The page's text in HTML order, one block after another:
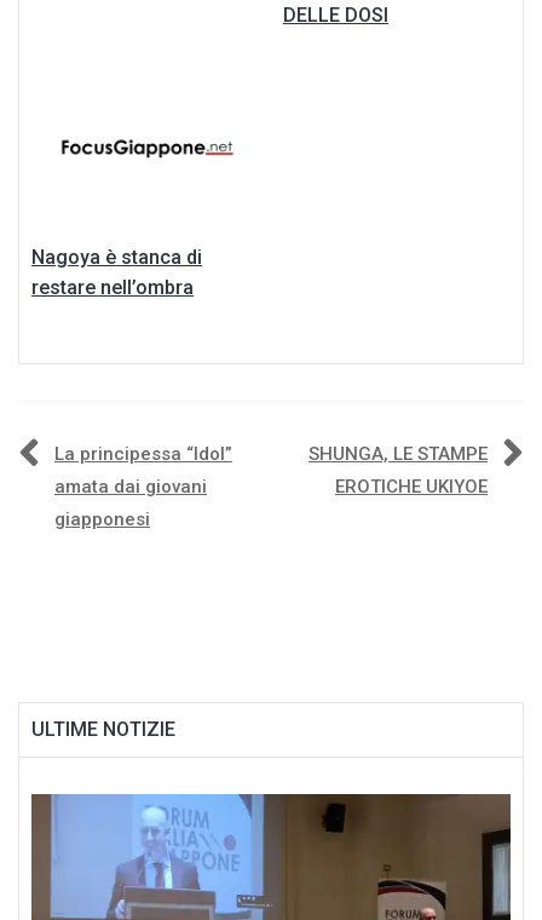
DELLE DOSI
Nagoya è stanca di
restare nell’ombra
Navigazione
articoli
La principessa “Idol”
amata dai giovani
giapponesi
SHUNGA, LE STAMPE
EROTICHE UKIYOE
ULTIME NOTIZIE